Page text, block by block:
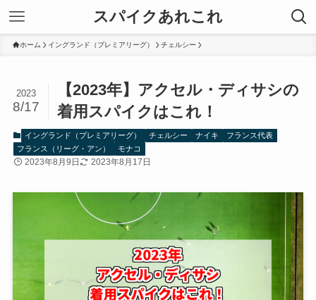
スパイクあれこれ
ホーム イングランド（プレミアリーグ） チェルシー
【2023年】アクセル・ディサシの
着用スパイクはこれ！
2023
8/17
イングランド（プレミアリーグ） チェルシー ナイキ
フランス代表
フランス（リーグ・アン）
モナコ
2023年8月9日 2023年8月17日